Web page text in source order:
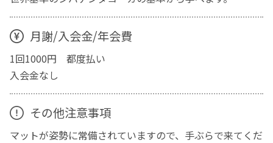
月謝/入会金/年会費
1回1000円 都度払い
入会金なし
その他注意事項
マットが姿勢に常備されていますので、手ぶらで来てくだ